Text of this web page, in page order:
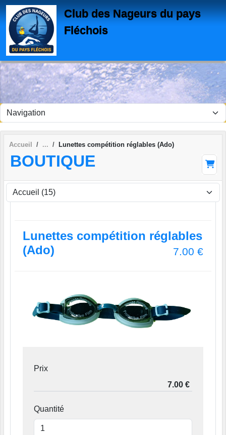
Club des Nageurs du pays
Fléchois
Accueil Lunettes compétition réglables (Ado)
BOUTIQUE
Lunettes compétition réglables
(Ado)
7.00 €
Prix
Quantité
Panneau de gestion des cookies